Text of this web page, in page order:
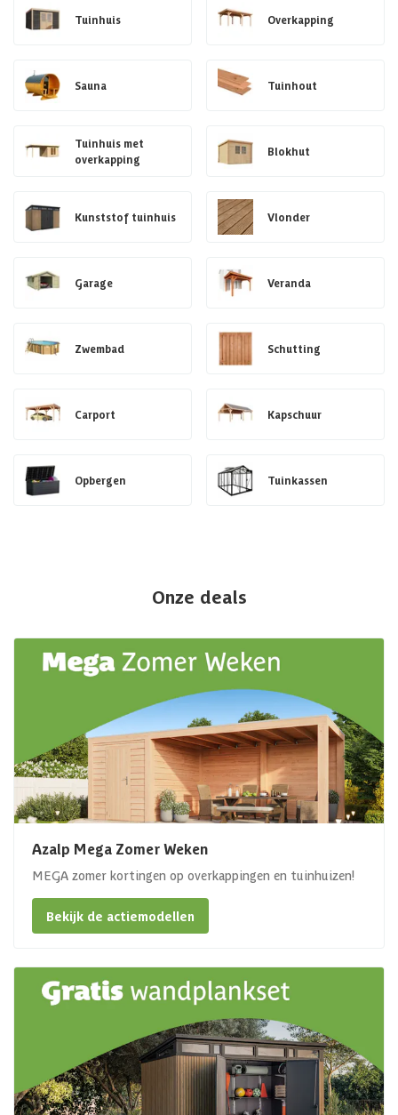
Tuinhuis Overkapping
Sauna Tuinhout
Tuinhuis met
overkapping
Blokhut
Kunststof tuinhuis Vlonder
Garage Veranda
Zwembad Schutting
Carport Kapschuur
Opbergen Tuinkassen
Onze deals
Azalp Mega Zomer Weken
MEGA zomer kortingen op overkappingen en tuinhuizen!
Bekijk de actiemodellen